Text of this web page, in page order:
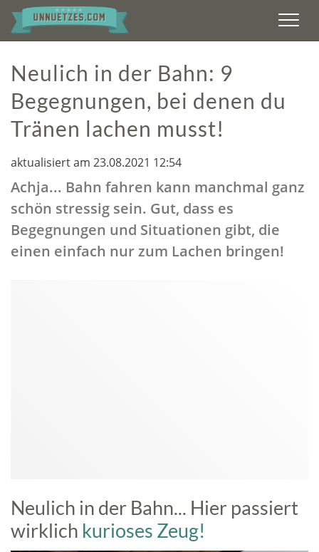
Neulich in der Bahn: 9
Begegnungen, bei denen du
Tränen lachen musst!
aktualisiert am 23.08.2021 12:54
Achja... Bahn fahren kann manchmal ganz
schön stressig sein. Gut, dass es
Begegnungen und Situationen gibt, die
einen einfach nur zum Lachen bringen!
Neulich in der Bahn... Hier passiert
wirklich kurioses Zeug!